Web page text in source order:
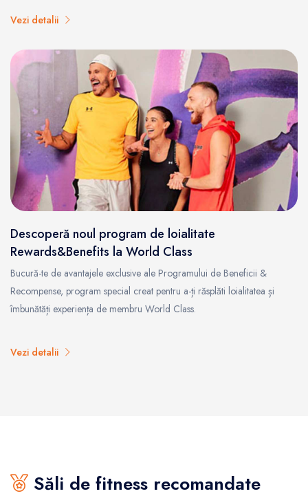
Vezi detalii
Descoperă noul program de loialitate
Rewards&Benefits la World Class
Bucură-te de avantajele exclusive ale Programului de Beneficii &
Recompense, program special creat pentru a-ți răsplăti loialitatea și
îmbunătăți experiența de membru World Class.
Vezi detalii
Săli de fitness recomandate